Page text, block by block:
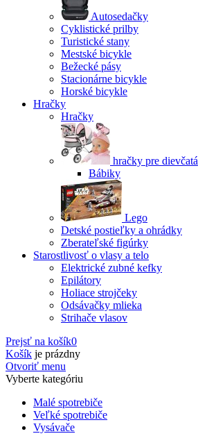
Autosedačky
Cyklistické prilby
Turistické stany
Mestské bicykle
Bežecké pásy
Stacionárne bicykle
Horské bicykle
Hračky
Hračky
hračky pre dievčatá
Bábiky
Lego
Detské postieľky a ohrádky
Zberateľské figúrky
Starostlivosť o vlasy a telo
Elektrické zubné kefky
Epilátory
Holiace strojčeky
Odsávačky mlieka
Strihače vlasov
Prejsť na košík0
Košík je prázdny
Otvoriť menu
Vyberte kategóriu
Malé spotrebiče
Veľké spotrebiče
Vysávače